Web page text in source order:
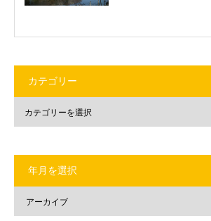
カテゴリー
年月を選択